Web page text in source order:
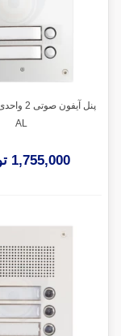
AL
1,755,000 تومان